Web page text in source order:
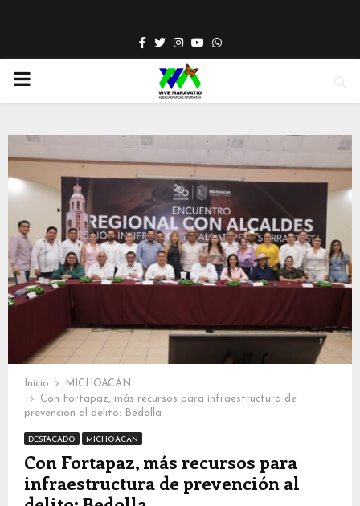
Facebook
TwitterInstagram
YoutubeWhatsapp
PRIMARY
Inicio
MICHOACÁN
Con Fortapaz, más recursos para infraestructura de
prevención al delito: Bedolla
DESTACADO MICHOACÁN
Con Fortapaz, más recursos para
infraestructura de prevención al